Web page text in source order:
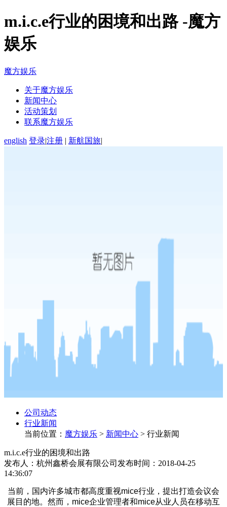
m.i.c.e行业的困境和出路 -魔方
娱乐
魔方娱乐
关于魔方娱乐
新闻中心
活动策划
联系魔方娱乐
english 登录|注册 | 新航国旅|
公司动态
行业新闻
当前位置： 魔方娱乐 > 新闻中心 > 行业新闻
m.i.c.e行业的困境和出路
发布人：杭州鑫桥会展有限公司 发布时间：2018-04-25
14:36:07
当前，国内许多城市都高度重视mice行业，提出打造会议会
展目的地。然而，mice企业管理者和mice从业人员在移动互